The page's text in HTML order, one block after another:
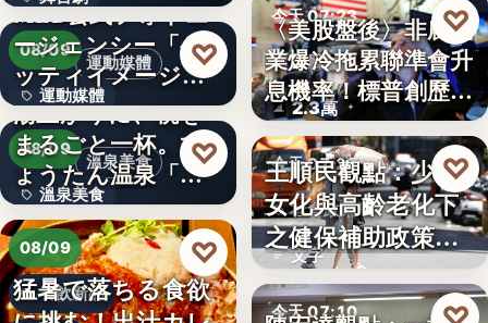
文字
運動媒體
08/09
運動媒體
2,430
MLB公式フォトエ
ージェンシー「ゲ
ッティイメージ
ズ」五十…
♡
溫泉美食
08/09
溫泉美食
14年
湯上がりに、桃を
まるごと一杯。ひ
ょうたん温泉「飲
泉堂」、…
♡
08/09
餐飲新品
猛暑で落ちる食欲
♡
今天 07:23
美股財經
2.3萬
〈美股盤後〉非農就
業爆冷拖累聯準會升
息機率！標普創歷史
新…
♡
今天 07:20
社會政策
文字
王順民觀點：少子
女化與高齡老化下
之健保補助政策的
解構、重…
♡
今天 07:10